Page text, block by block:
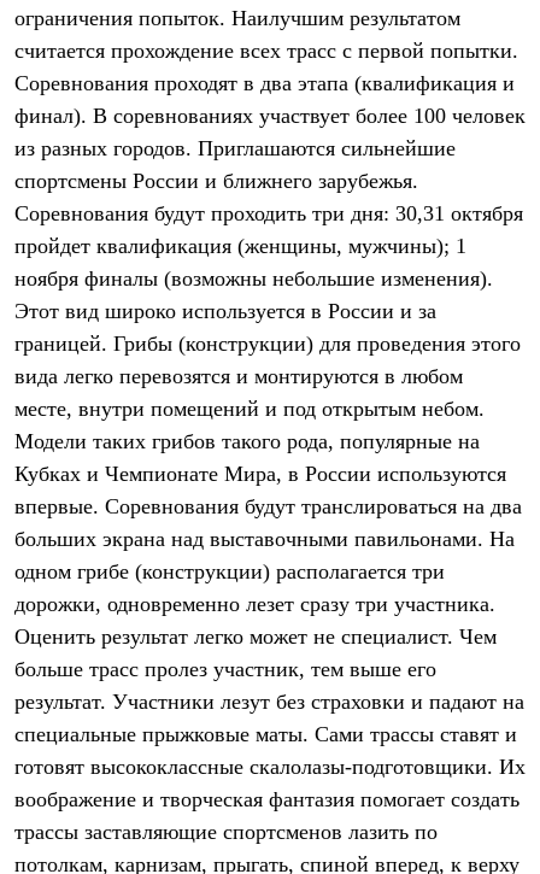
Брюки
Флисовая одежда
Куртки
Брюки
Термобелье
Теплое термобелье
Среднее термобелье
Легкое термобелье
Лёгкая одежда
Футболки
Рубашки
Толстовки
Брюки
Женская одежда
Утепленная пухом
Жилеты
Утепленная синтетикой
Куртки
Брюки
Штормовая одежда
Софтшелл одежда
Куртки
Брюки
Лёгкая одежда
Рубашки
Футболки
Брюки
Термобелье
Теплое термобелье
Среднее термобелье
Легкое термобелье
Флисовая одежда
ограничения попыток. Наилучшим результатом
считается прохождение всех трасс с первой попытки.
Соревнования проходят в два этапа (квалификация и
финал). В соревнованиях участвует более 100 человек
из разных городов. Приглашаются сильнейшие
спортсмены России и ближнего зарубежья.
Соревнования будут проходить три дня: 30,31 октября
пройдет квалификация (женщины, мужчины); 1
ноября финалы (возможны небольшие изменения).
Этот вид широко используется в России и за
границей. Грибы (конструкции) для проведения этого
вида легко перевозятся и монтируются в любом
месте, внутри помещений и под открытым небом.
Модели таких грибов такого рода, популярные на
Кубках и Чемпионате Мира, в России используются
впервые. Соревнования будут транслироваться на два
больших экрана над выставочными павильонами. На
одном грибе (конструкции) располагается три
дорожки, одновременно лезет сразу три участника.
Оценить результат легко может не специалист. Чем
больше трасс пролез участник, тем выше его
результат. Участники лезут без страховки и падают на
специальные прыжковые маты. Сами трассы ставят и
готовят высококлассные скалолазы-подготовщики. Их
воображение и творческая фантазия помогает создать
трассы заставляющие спортсменов лазить по
потолкам, карнизам, прыгать, спиной вперед, к верху